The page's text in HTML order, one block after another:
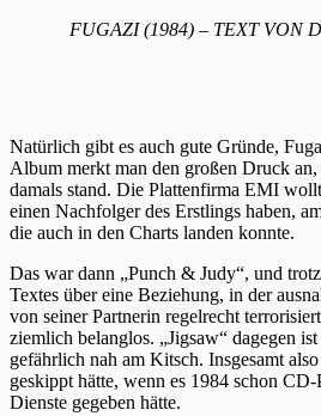
FUGAZI (1984) – TEXT VON
Natürlich gibt es auch gute Gründe,
Album merkt man den großen Druck
damals stand. Die Plattenfirma EMI
einen Nachfolger des Erstlings haben,
die auch in den Charts landen konnte.
Das war dann „Punch & Judy“, und
Textes über eine Beziehung, in der
von seiner Partnerin regelrecht
ziemlich belanglos. „Jigsaw“ dagegen
gefährlich nah am Kitsch. Insgesamt
geskippt hätte, wenn es 1984 schon
Dienste gegeben hätte.